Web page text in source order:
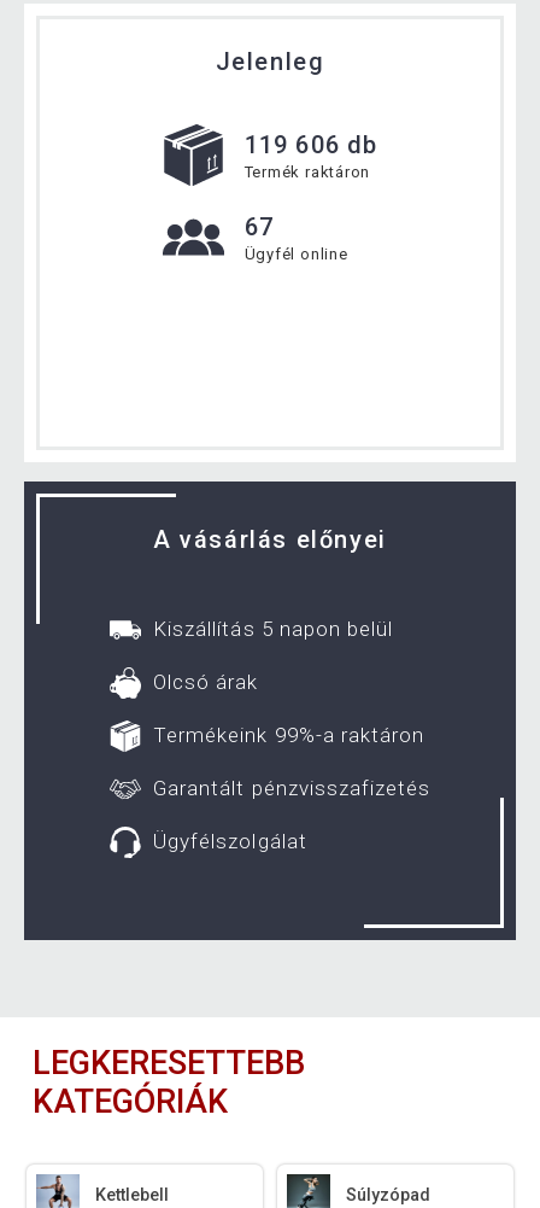
Jelenleg
119 606 db
Termék raktáron
67
Ügyfél online
A vásárlás előnyei
Kiszállítás 5 napon belül
Olcsó árak
Termékeink 99%-a raktáron
Garantált pénzvisszafizetés
Ügyfélszolgálat
LEGKERESETTEBB
KATEGÓRIÁK
Kettlebell Súlyzópad